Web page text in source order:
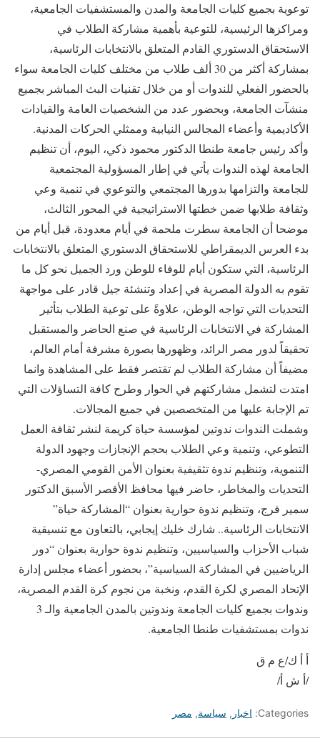
توعوية بجميع كليات الجامعة والمدن والمستشفيات الجامعية،
ومراكزها الرئيسية، للتوعية بأهمية مشاركة الطلاب في
الاستحقاق الدستوري القادم المتعلق بالانتخابات الرئاسية،
بمشاركة أكثر من 30 ألف طلاب من مختلف كليات الجامعة سواء
بالحضور الفعلي للندوات أو من خلال تقنيات البث المباشر بجميع
منشآت الجامعة، وبحضور عدد من الشخصيات العامة والقيادات
الأكاديمية وأعضاء المجالس النيابية وممثلي الحركات المدنية.
وأكد رئيس جامعة طنطا الدكتور محمود ذكي، اليوم، أن تنظيم
الجامعة لهذه الندوات يأتي في إطار المسؤولية المجتمعية
للجامعة والتزامها بدورها المجتمعي والتوعوي في تنمية وعي
وثقافة طلابها ضمن خطتها الاستراتيجية في المحور الثالث،
موضحا أن الجامعة سطرت ملحمة في أيام معدودة، قبل أيام من
بدء العرس الديمقراطي للاستحقاق الدستوري المتعلق بالانتخابات
الرئاسية، التي ستكون أيام للوفاء للوطن ورد الجميل نحو كل ما
تقوم به الدولة المصرية في إعداد وتنشئة جيل قادر على مواجهة
التحديات التي تواجه الوطن، علاوةً على توعية الطلاب بتأثير
المشاركة في الانتخابات الرئاسية في صنع الحاضر والمستقبل
تحقيقاً لدور مصر الرائد، وظهورها بصورة مشرفة أمام العالم،
مضيفاً أن مشاركة الطلاب لم تقتصر فقط على المشاهدة وانما
امتدت لتشمل مشاركتهم في الحوار وطرح كافة التساؤلات التي
تم الإجابة عليها من المتخصصين في جميع المجالات.
وشملت الندوات ندوتين لمؤسسة حياة كريمة لنشر ثقافة العمل
التطوعي، وتنمية وعي الطلاب بحجم الإنجازات وجهود الدولة
التنموية، وتنظيم ندوة تثقيفية بعنوان الأمن القومي المصري-
التحديات والمخاطر، حاضر فيها محافظ الأقصر الأسبق الدكتور
سمير فرج، وتنظيم ندوة حوارية بعنوان “المشاركة حياة”
الانتخابات الرئاسية.. شارك خليك إيجابي، بالتعاون مع تنسيقية
شباب الأحزاب والسياسيين، وتنظيم ندوة حوارية بعنوان “دور
الرياضيين في المشاركة السياسية”، بحضور أعضاء مجلس إدارة
الإتحاد المصري لكرة القدم، ونخبة من نجوم كرة القدم المصرية،
وندوات بجميع كليات الجامعة وندوتين بالمدن الجامعية والـ 3
ندوات بمستشفيات طنطا الجامعية.
أ أ ك/ع م ق
/أ ش أ/
Categories: اخبار , سياسة, مصر